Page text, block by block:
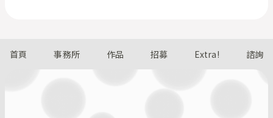
首頁 事務所 作品 招募 Extra! 諮詢